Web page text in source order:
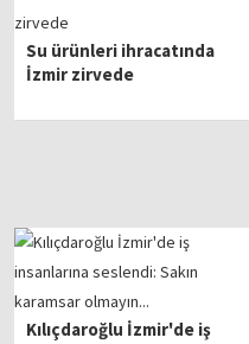
Su ürünleri ihracatında
İzmir zirvede
Kılıçdaroğlu İzmir'de iş